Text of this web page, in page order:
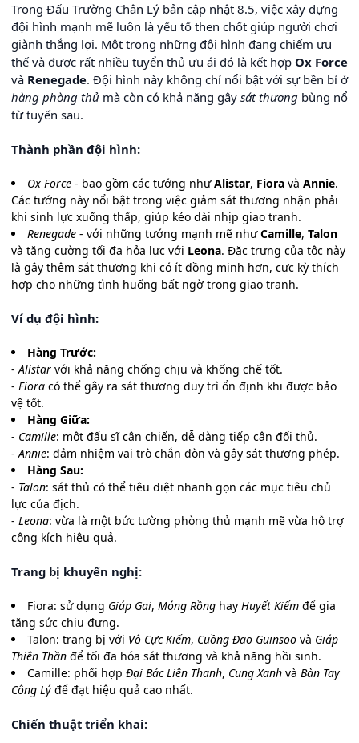
Trong Đấu Trường Chân Lý bản cập nhật 8.5, việc xây dựng
đội hình mạnh mẽ luôn là yếu tố then chốt giúp người chơi
giành thắng lợi. Một trong những đội hình đang chiếm ưu
thế và được rất nhiều tuyển thủ ưu ái đó là kết hợp Ox Force
và Renegade. Đội hình này không chỉ nổi bật với sự bền bỉ ở
hàng phòng thủ mà còn có khả năng gây sát thương bùng nổ
từ tuyến sau.
Thành phần đội hình:
Ox Force - bao gồm các tướng nhưAlistar, Fiora và Annie.
Các tướng này nổi bật trong việc giảm sát thương nhận phải
khi sinh lực xuống thấp, giúp kéo dài nhịp giao tranh.
Renegade - với những tướng mạnh mẽ nhưCamille, Talon
và tăng cường tối đa hỏa lực với Leona. Đặc trưng của tộc này
là gây thêm sát thương khi có ít đồng minh hơn, cực kỳ thích
hợp cho những tình huống bất ngờ trong giao tranh.
Ví dụ đội hình:
Hàng Trước:
-Alistar với khả năng chống chịu và khống chế tốt.
- Fiora có thể gây ra sát thương duy trì ổn định khi được bảo
vệ tốt.
Hàng Giữa:
- Camille: một đấu sĩ cận chiến, dễ dàng tiếp cận đối thủ.
-Annie: đảm nhiệm vai trò chắn đòn và gây sát thương phép.
Hàng Sau:
- Talon: sát thủ có thể tiêu diệt nhanh gọn các mục tiêu chủ
lực của địch.
- Leona: vừa là một bức tường phòng thủ mạnh mẽ vừa hỗ trợ
công kích hiệu quả.
Trang bị khuyến nghị:
Fiora: sử dụng Giáp Gai, Móng Rồng hay Huyết Kiếm để gia
tăng sức chịu đựng.
Talon: trang bị với Vô Cực Kiếm, Cuồng Đao Guinsoo và Giáp
Thiên Thần để tối đa hóa sát thương và khả năng hồi sinh.
Camille: phối hợp Đại Bác Liên Thanh, Cung Xanh và Bàn Tay
Công Lý để đạt hiệu quả cao nhất.
Chiến thuật triển khai: